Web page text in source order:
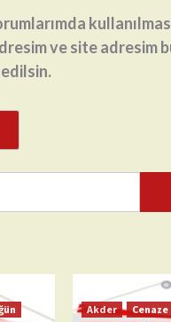
ve site adresim
Akder Cenaze